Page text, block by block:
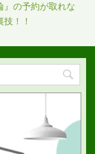
』の予約が取れな
！！